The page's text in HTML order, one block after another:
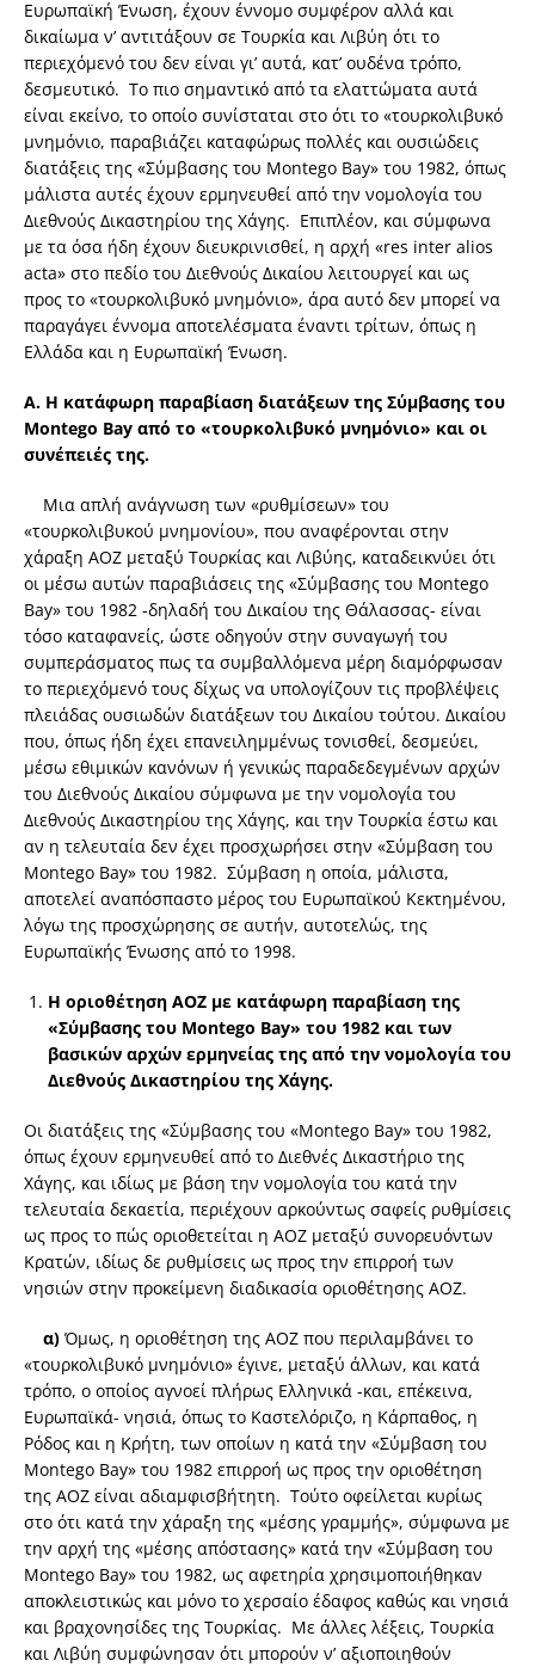
Ευρωπαϊκή Ένωση, έχουν έννομο συμφέρον αλλά και
δικαίωμα ν’ αντιτάξουν σε Τουρκία και Λιβύη ότι το
περιεχόμενό του δεν είναι γι’ αυτά, κατ’ ουδένα τρόπο,
δεσμευτικό. Το πιο σημαντικό από τα ελαττώματα αυτά
είναι εκείνο, το οποίο συνίσταται στο ότι το «τουρκολιβυκό
μνημόνιο, παραβιάζει καταφώρως πολλές και ουσιώδεις
διατάξεις της «Σύμβασης του Montego Bay» του 1982, όπως
μάλιστα αυτές έχουν ερμηνευθεί από την νομολογία του
Διεθνούς Δικαστηρίου της Χάγης. Επιπλέον, και σύμφωνα
με τα όσα ήδη έχουν διευκρινισθεί, η αρχή «res inter alios
acta» στο πεδίο του Διεθνούς Δικαίου λειτουργεί και ως
προς το «τουρκολιβυκό μνημόνιο», άρα αυτό δεν μπορεί να
παραγάγει έννομα αποτελέσματα έναντι τρίτων, όπως η
Ελλάδα και η Ευρωπαϊκή Ένωση.
Α. Η κατάφωρη παραβίαση διατάξεων της Σύμβασης του
Montego Bay από το «τουρκολιβυκό μνημόνιο» και οι
συνέπειές της.
Μια απλή ανάγνωση των «ρυθμίσεων» του
«τουρκολιβυκού μνημονίου», που αναφέρονται στην
χάραξη ΑΟΖ μεταξύ Τουρκίας και Λιβύης, καταδεικνύει ότι
οι μέσω αυτών παραβιάσεις της «Σύμβασης του Montego
Bay» του 1982 -δηλαδή του Δικαίου της Θάλασσας- είναι
τόσο καταφανείς, ώστε οδηγούν στην συναγωγή του
συμπεράσματος πως τα συμβαλλόμενα μέρη διαμόρφωσαν
το περιεχόμενό τους δίχως να υπολογίζουν τις προβλέψεις
πλειάδας ουσιωδών διατάξεων του Δικαίου τούτου. Δικαίου
που, όπως ήδη έχει επανειλημμένως τονισθεί, δεσμεύει,
μέσω εθιμικών κανόνων ή γενικώς παραδεδεγμένων αρχών
του Διεθνούς Δικαίου σύμφωνα με την νομολογία του
Διεθνούς Δικαστηρίου της Χάγης, και την Τουρκία έστω και
αν η τελευταία δεν έχει προσχωρήσει στην «Σύμβαση του
Montego Bay» του 1982. Σύμβαση η οποία, μάλιστα,
αποτελεί αναπόσπαστο μέρος του Ευρωπαϊκού Κεκτημένου,
λόγω της προσχώρησης σε αυτήν, αυτοτελώς, της
Ευρωπαϊκής Ένωσης από το 1998.
Η οριοθέτηση ΑΟΖ με κατάφωρη παραβίαση της
«Σύμβασης του Montego Bay» του 1982 και των
βασικών αρχών ερμηνείας της από την νομολογία του
Διεθνούς Δικαστηρίου της Χάγης.
Οι διατάξεις της «Σύμβασης του «Montego Bay» του 1982,
όπως έχουν ερμηνευθεί από το Διεθνές Δικαστήριο της
Χάγης, και ιδίως με βάση την νομολογία του κατά την
τελευταία δεκαετία, περιέχουν αρκούντως σαφείς ρυθμίσεις
ως προς το πώς οριοθετείται η ΑΟΖ μεταξύ συνορευόντων
Κρατών, ιδίως δε ρυθμίσεις ως προς την επιρροή των
νησιών στην προκείμενη διαδικασία οριοθέτησης ΑΟΖ.
α) Όμως, η οριοθέτηση της ΑΟΖ που περιλαμβάνει το
«τουρκολιβυκό μνημόνιο» έγινε, μεταξύ άλλων, και κατά
τρόπο, ο οποίος αγνοεί πλήρως Ελληνικά -και, επέκεινα,
Ευρωπαϊκά- νησιά, όπως το Καστελόριζο, η Κάρπαθος, η
Ρόδος και η Κρήτη, των οποίων η κατά την «Σύμβαση του
Montego Bay» του 1982 επιρροή ως προς την οριοθέτηση
της ΑΟΖ είναι αδιαμφισβήτητη. Τούτο οφείλεται κυρίως
στο ότι κατά την χάραξη της «μέσης γραμμής», σύμφωνα με
την αρχή της «μέσης απόστασης» κατά την «Σύμβαση του
Montego Bay» του 1982, ως αφετηρία χρησιμοποιήθηκαν
αποκλειστικώς και μόνο το χερσαίο έδαφος καθώς και νησιά
και βραχονησίδες της Τουρκίας. Με άλλες λέξεις, Τουρκία
και Λιβύη συμφώνησαν ότι μπορούν ν’ αξιοποιηθούν